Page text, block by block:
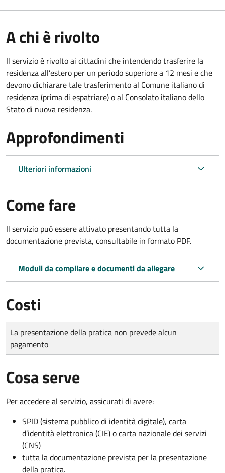
A chi è rivolto
Il servizio è rivolto ai cittadini che intendendo trasferire la
residenza all’estero per un periodo superiore a 12 mesi e che
devono dichiarare tale trasferimento al Comune italiano di
residenza (prima di espatriare) o al Consolato italiano dello
Stato di nuova residenza.
Approfondimenti
Ulteriori informazioni
Come fare
Il servizio può essere attivato presentando tutta la
documentazione prevista, consultabile in formato PDF.
Moduli da compilare e documenti da allegare
Costi
Tipo di pagamento
Importo
La presentazione della pratica non prevede alcun
pagamento
Cosa serve
Per accedere al servizio, assicurati di avere:
SPID (sistema pubblico di identità digitale), carta
d’identità elettronica (CIE) o carta nazionale dei servizi
(CNS)
tutta la documentazione prevista per la presentazione
della pratica.